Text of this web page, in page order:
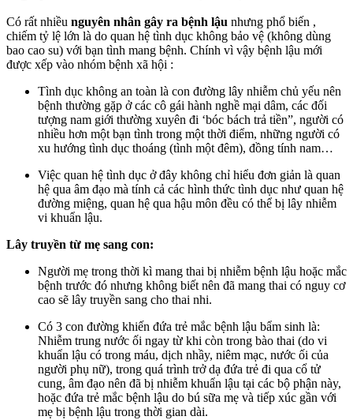
Có rất nhiều nguyên nhân gây ra bệnh lậu nhưng phổ biến ,
chiếm tỷ lệ lớn là do quan hệ tình dục không bảo vệ (không dùng
bao cao su) với bạn tình mang bệnh. Chính vì vậy bệnh lậu mới
được xếp vào nhóm bệnh xã hội :
Tình dục không an toàn là con đường lây nhiễm chủ yếu nên
bệnh thường gặp ở các cô gái hành nghề mại dâm, các đối
tượng nam giới thường xuyên đi ‘bóc bách trả tiền”, người có
nhiều hơn một bạn tình trong một thời điểm, những người có
xu hướng tình dục thoáng (tình một đêm), đồng tính nam…
Việc quan hệ tình dục ở đây không chỉ hiểu đơn giản là quan
hệ qua âm đạo mà tính cả các hình thức tình dục như quan hệ
đường miệng, quan hệ qua hậu môn đều có thể bị lây nhiễm
vi khuẩn lậu.
Lây truyền từ mẹ sang con:
Người mẹ trong thời kì mang thai bị nhiễm bệnh lậu hoặc mắc
bệnh trước đó nhưng không biết nên đã mang thai có nguy cơ
cao sẽ lây truyền sang cho thai nhi.
Có 3 con đường khiến đứa trẻ mắc bệnh lậu bẩm sinh là:
Nhiễm trung nước ối ngay từ khi còn trong bào thai (do vi
khuẩn lậu có trong máu, dịch nhầy, niêm mạc, nước ối của
người phụ nữ), trong quá trình trở dạ đứa trẻ đi qua cổ tử
cung, âm đạo nên đã bị nhiễm khuẩn lậu tại các bộ phận này,
hoặc đứa trẻ mắc bệnh lậu do bú sữa mẹ và tiếp xúc gần với
mẹ bị bệnh lậu trong thời gian dài.